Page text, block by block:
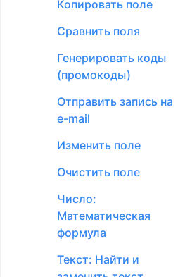
Пользователи
Поиск
Режим отображения в
настройках полей
Календарь
редактирование
записей
Копировать поле
Сравнить поля
Генерировать коды
(промокоды)
Отправить запись на
e-mail
Изменить поле
Очистить поле
Число:
Математическая
формула
Текст: Найти и